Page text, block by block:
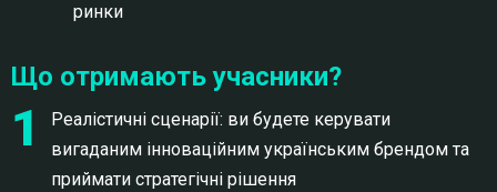
ринки
Що отримають учасники?
1
Реалістичні сценарії: ви будете керувати
вигаданим інноваційним українським брендом та
приймати стратегічні рішення